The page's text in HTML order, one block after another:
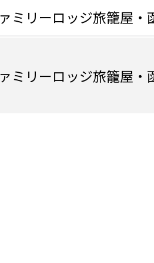
ミリーロッジ旅籠屋・
ミリーロッジ旅籠屋・